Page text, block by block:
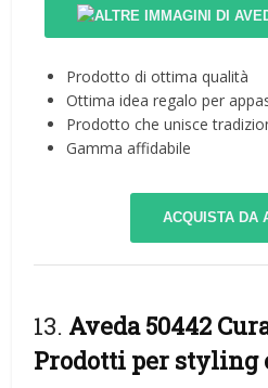
Prodotto di ottima qualità
Ottima idea regalo per
Prodotto che unisce
Gamma affidabile
ACQUISTA DA
13. Aveda 50442
Prodotti per styling